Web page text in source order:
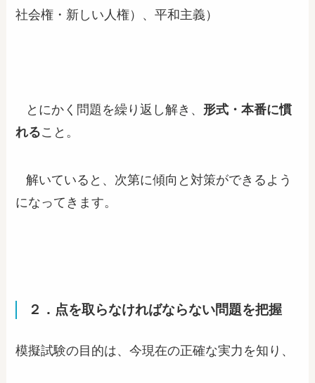
社会権・新しい人権）、平和主義）
とにかく問題を繰り返し解き、 形式・本番に慣
れること。
解いていると、次第に傾向と対策ができるよう
になってきます。
２．点を取らなければならない問題を把握
模擬試験の目的は、今現在の正確な実力を知り、